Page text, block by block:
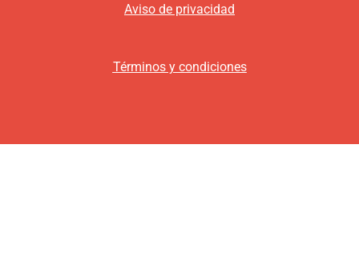
Aviso de privacidad
Términos y condiciones